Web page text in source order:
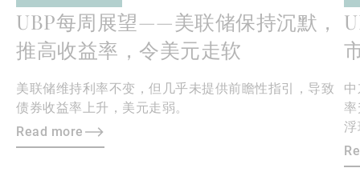
UBP每周展望——美联储保持沉默，
推高收益率，令美元走软
美联储维持利率不变，但几乎未提供前瞻性指引，导致
债券收益率上升，美元走弱。
Read more
率
浮